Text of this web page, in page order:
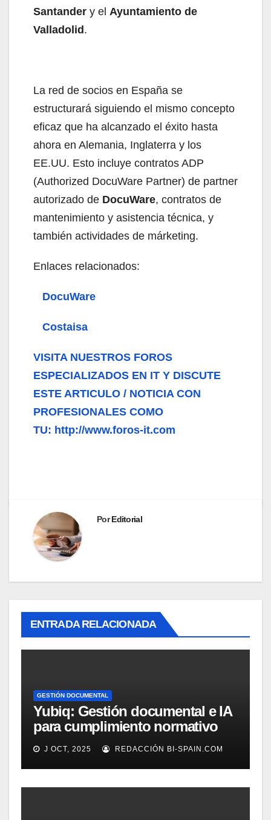
Santander y el Ayuntamiento de
Valladolid.
La red de socios en España se
estructurará siguiendo el mismo concepto
eficaz que ha alcanzado el éxito hasta
ahora en Alemania, Inglaterra y los
EE.UU. Esto incluye contratos ADP
(Authorized DocuWare Partner) de partner
autorizado de DocuWare, contratos de
mantenimiento y asistencia técnica, y
también actividades de márketing.
Enlaces relacionados:
DocuWare
Costaisa
VISITA NUESTROS FOROS
ESPECIALIZADOS EN IT Y DISCUTE
ESTE ARTICULO / NOTICIA CON
PROFESIONALES COMO
TU: http://www.foros-it.com
PorEditorial
ENTRADA RELACIONADA
GESTIÓN DOCUMENTAL
Yubiq: Gestión documental e IA
para cumplimiento normativo
(Demo)
J OCT, 2025 REDACCIÓN BI-SPAIN.COM